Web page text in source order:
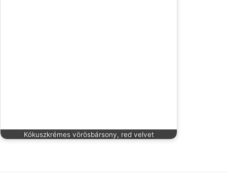
Kókuszkrémes vörösbársony, red velvet